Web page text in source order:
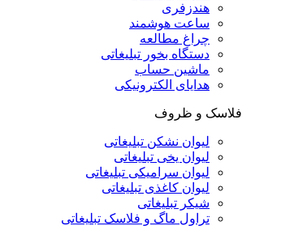
هندزفری
ساعت هوشمند
چراغ مطالعه
دستگاه بخور تبلیغاتی
ماشین حساب
هدایای الکترونیکی
فلاسک و ظروف
لیوان نشکن تبلیغاتی
لیوان یخی تبلیغاتی
لیوان سرامیکی تبلیغاتی
لیوان کاغذی تبلیغاتی
شیکر تبلیغاتی
تراول ماگ و فلاسک تبلیغاتی